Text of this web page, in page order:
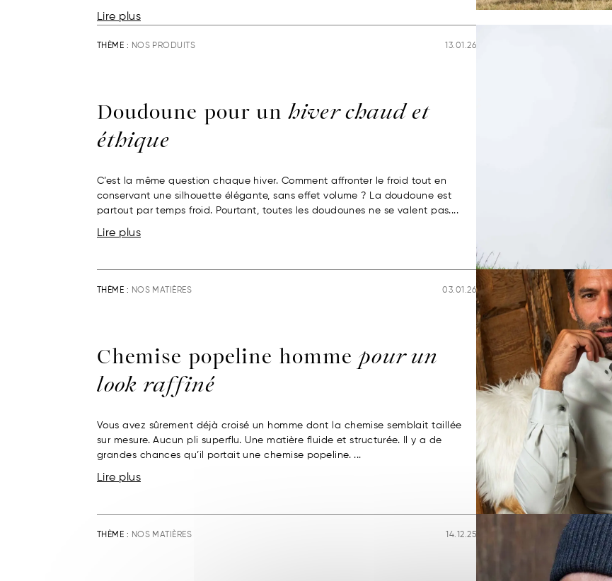
Lire plus
THÈME : NOS PRODUITS 13.01.26
Doudoune pour unhiver chaud et
éthique
C’est la même question chaque hiver. Comment affronter le froid tout en
conservant une silhouette élégante, sans effet volume ? La doudoune est
partout par temps froid. Pourtant, toutes les doudounes ne se valent pas....
Lire plus
THÈME : NOS MATIÈRES 03.01.26
Chemise popeline hommepour un
look raffiné
Vous avez sûrement déjà croisé un homme dont la chemise semblait taillée
sur mesure. Aucun pli superflu. Une matière fluide et structurée. Il y a de
grandes chances qu’il portait une chemise popeline. ...
Lire plus
THÈME : NOS MATIÈRES 14.12.25